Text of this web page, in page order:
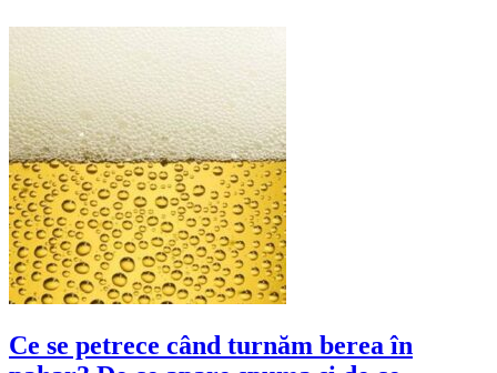
Ce se petrece când turnăm berea în